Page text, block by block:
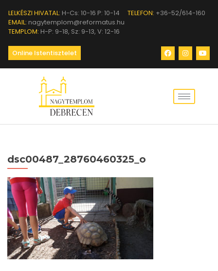
LELKÉSZI HIVATAL: H-Cs: 10-16 P: 10-14 TELEFON: +36-52/614-160
EMAIL: nagytemplom@reformatus.hu
TEMPLOM: H-P: 9-18, Sz: 9-13, V: 12-16
Online Istentisztelet
dsc00487_28760460325_o